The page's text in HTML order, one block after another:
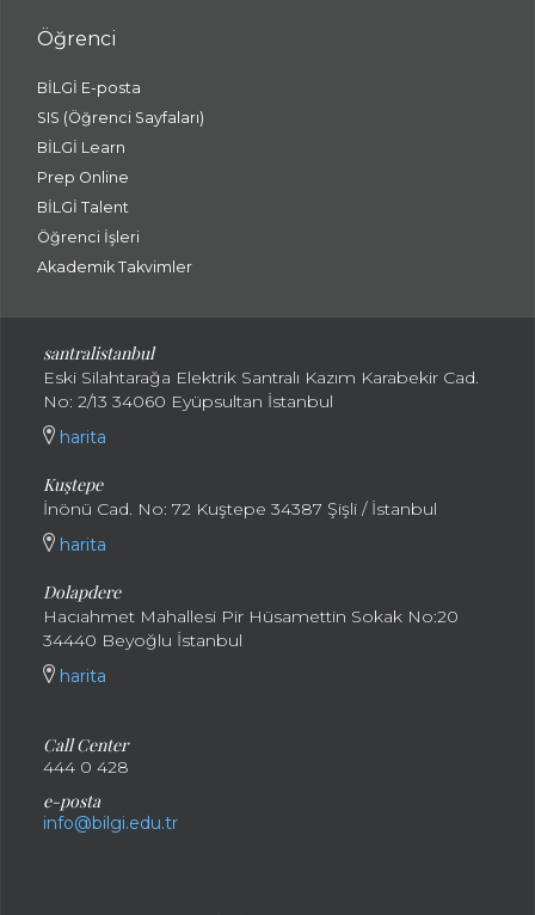
Öğrenci
BİLGİ E-posta
SIS (Öğrenci Sayfaları)
BİLGİ Learn
Prep Online
BİLGİ Talent
Öğrenci İşleri
Akademik Takvimler
santralistanbul
Eski Silahtarağa Elektrik Santralı Kazım Karabekir Cad.
No: 2/13 34060 Eyüpsultan İstanbul
harita
Kuştepe
İnönü Cad. No: 72 Kuştepe 34387 Şişli / İstanbul
harita
Dolapdere
Hacıahmet Mahallesi Pir Hüsamettin Sokak No:20
34440 Beyoğlu İstanbul
harita
Call Center
444 0 428
e-posta
info@bilgi.edu.tr